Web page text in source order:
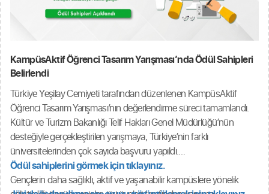
ve etkileyici mimarisiyle öne çıkan Sepetçiler Kasrı'nı ziyaret ederek
tebrik ediyor, jüri üyelerimize, raportörlerimize ve yarışmaya katkı
KampüsAktif Öğrenci Tasarım Yarışması’nda Ödül Sahipleri
Belirlendi
Türkiye Yeşilay Cemiyeti tarafından düzenlenen KampüsAktif
Öğrenci Tasarım Yarışması’nın değerlendirme süreci tamamlandı.
Kültür ve Turizm Bakanlığı Telif Hakları Genel Müdürlüğü’nün
desteğiyle gerçekleştirilen yarışmaya, Türkiye’nin farklı
üniversitelerinden çok sayıda başvuru yapıldı.
Gençlerin daha sağlıklı, aktif ve yaşanabilir kampüslere yönelik
Ödül sahiplerini görmek için tıklayınız.